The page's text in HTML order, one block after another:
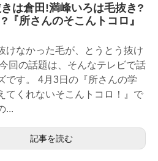
は倉田!満峰いろは毛抜き?
『所さんのそこんトコロ』
けなかった毛が、とうとう抜け
回の話題は、そんなテレビで話
です。 4月3日の『所さんの学
てくれないそこんトコロ！』で
...
記事を読む